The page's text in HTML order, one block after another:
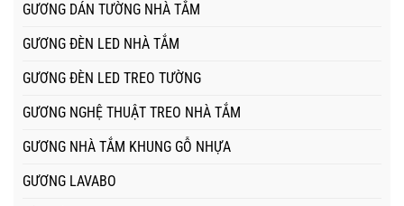
GƯƠNG DÁN TƯỜNG NHÀ TẮM
GƯƠNG ĐÈN LED NHÀ TẮM
GƯƠNG ĐÈN LED TREO TƯỜNG
GƯƠNG NGHỆ THUẬT TREO NHÀ TẮM
GƯƠNG NHÀ TẮM KHUNG GỖ NHỰA
GƯƠNG LAVABO